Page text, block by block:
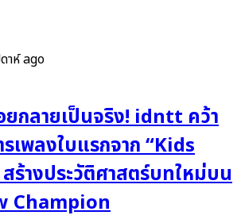
าห์ ago
กลายเป็นจริง! idntt คว้า
เพลงใบแรกจาก “Kids
ร้างประวัติศาสตร์บทใหม่บน
Champion